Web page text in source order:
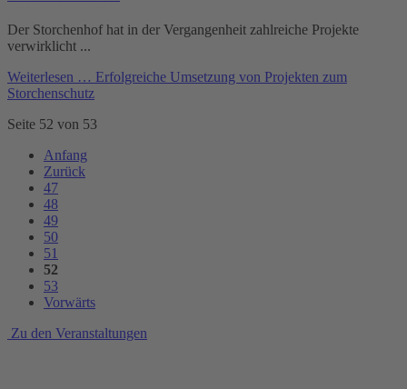
Der Storchenhof hat in der Vergangenheit zahlreiche Projekte
verwirklicht ...
Weiterlesen … Erfolgreiche Umsetzung von Projekten zum
Storchenschutz
Seite 52 von 53
Anfang
Zurück
47
48
49
50
51
52
53
Vorwärts
Zu den Veranstaltungen